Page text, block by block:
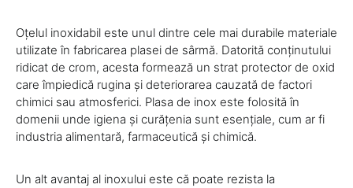
Oțelul inoxidabil este unul dintre cele mai durabile materiale
utilizate în fabricarea plasei de sârmă. Datorită conținutului
ridicat de crom, acesta formează un strat protector de oxid
care împiedică rugina și deteriorarea cauzată de factori
chimici sau atmosferici. Plasa de inox este folosită în
domenii unde igiena și curățenia sunt esențiale, cum ar fi
industria alimentară, farmaceutică și chimică.
Un alt avantaj al inoxului este că poate rezista la